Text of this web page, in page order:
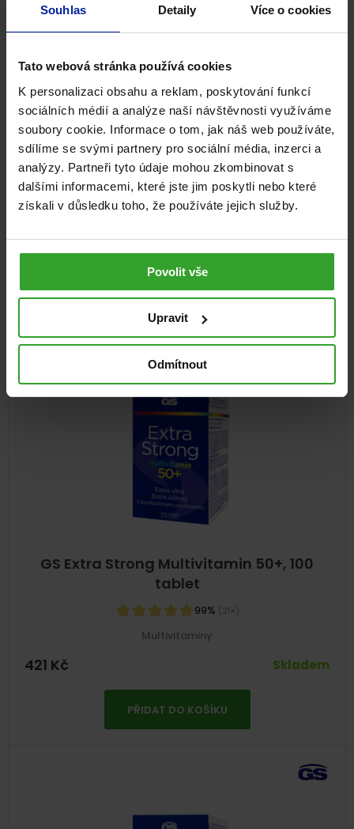
Souhlas Detaily Více o cookies
Tato webová stránka používá cookies
K personalizaci obsahu a reklam, poskytování funkcí
sociálních médií a analýze naší návštěvnosti využíváme
soubory cookie. Informace o tom, jak náš web používáte,
sdílíme se svými partnery pro sociální média, inzerci a
analýzy. Partneři tyto údaje mohou zkombinovat s
dalšími informacemi, které jste jim poskytli nebo které
získali v důsledku toho, že používáte jejich služby.
Povolit vše
Upravit
Odmítnout
GS Extra Strong Multivitamin 65+, 60
tablet + 60 kapslí
100%(8×)
Multivitaminy
603Kč Skladem
GS Extra Strong Multivitamin 50+, 100
tablet
99% (21×)
NA 3 MĚSÍCE
Multivitaminy
421 Kč Skladem
PŘIDAT DO KOŠÍKU